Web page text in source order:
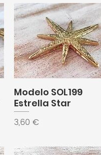
Modelo SOL199
Estrella Star
Precio
3,60 €